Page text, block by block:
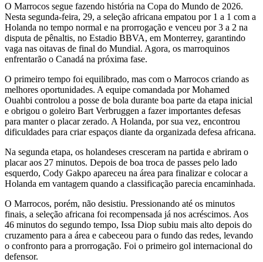
O Marrocos segue fazendo história na Copa do Mundo de 2026.
Nesta segunda-feira, 29, a seleção africana empatou por 1 a 1 com a
Holanda no tempo normal e na prorrogação e venceu por 3 a 2 na
disputa de pênaltis, no Estadio BBVA, em Monterrey, garantindo
vaga nas oitavas de final do Mundial. Agora, os marroquinos
enfrentarão o Canadá na próxima fase.
O primeiro tempo foi equilibrado, mas com o Marrocos criando as
melhores oportunidades. A equipe comandada por Mohamed
Ouahbi controlou a posse de bola durante boa parte da etapa inicial
e obrigou o goleiro Bart Verbruggen a fazer importantes defesas
para manter o placar zerado. A Holanda, por sua vez, encontrou
dificuldades para criar espaços diante da organizada defesa africana.
Na segunda etapa, os holandeses cresceram na partida e abriram o
placar aos 27 minutos. Depois de boa troca de passes pelo lado
esquerdo, Cody Gakpo apareceu na área para finalizar e colocar a
Holanda em vantagem quando a classificação parecia encaminhada.
O Marrocos, porém, não desistiu. Pressionando até os minutos
finais, a seleção africana foi recompensada já nos acréscimos. Aos
46 minutos do segundo tempo, Issa Diop subiu mais alto depois do
cruzamento para a área e cabeceou para o fundo das redes, levando
o confronto para a prorrogação. Foi o primeiro gol internacional do
defensor.